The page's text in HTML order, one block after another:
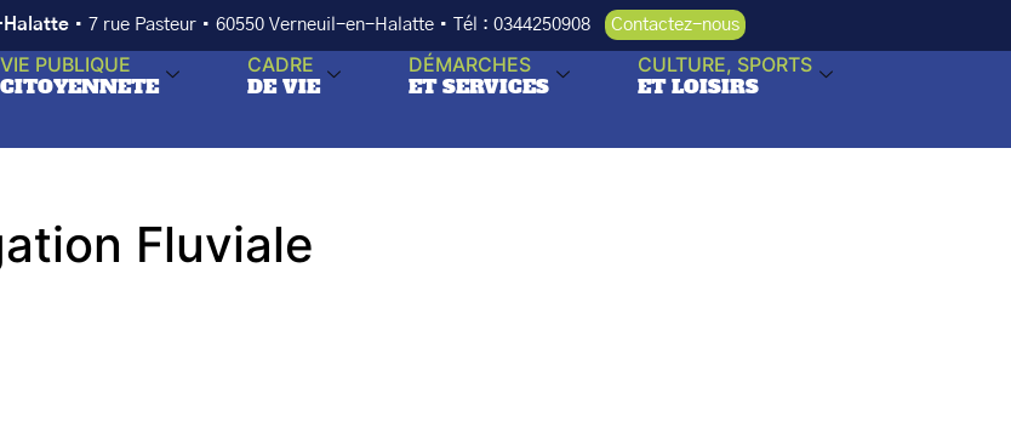
Halatte • 7 rue Pasteur • 60550 Verneuil-en-Halatte • Tél : 0344250908 Contactez-nous
VIE PUBLIQUE
CITOYENNETE
CADRE
DE VIE
DÉMARCHES
ET SERVICES
CULTURE, SPORTS
ET LOISIRS
Fluviale